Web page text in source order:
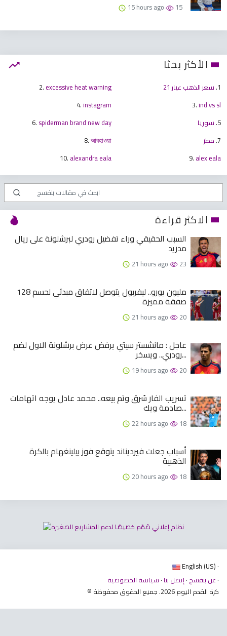
15 hours ago 15
الأكثر بحثا
1. سعر الذهب عيار 21 2. excessive heat warning
3.ind vs sl
4.instagram
5. سوريا 6. spiderman brand new day
7. مطر 8.আবহাওয়া
9. alex eala
10. alexandra eala
الاكثر قراءة
السبب الحقيقي وراء تفضيل رودري لبرشلونة على ريال
مدريد
21 hours ago 23
128 مليون يورو.. ليفربول يتوصل لاتفاق مبدئي لحسم
صفقة مميزة
21 hours ago 20
عاجل : مانشستر سيتي يرفض عرض برشلونة الاول لضم
رودري.. ويسخر...
19 hours ago 20
تسريب الفار سُرق وتم بيعه.. محمد عادل يوجه اتهامات
صادمة ويك...
22 hours ago 18
أسباب جعلت فيرديناند يتوقع فوز بيلينغهام بالكرة
الذهبية
20 hours ago 18
English (US) ·
عن بنفسج ·إتصل بنا · سياسة الخصوصية
·
© كرة القدم اليوم 2026. جميع الحقوق محفوظة